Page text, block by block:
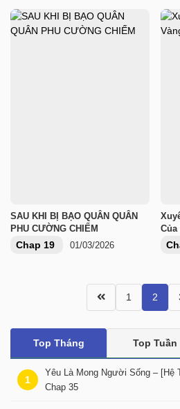
SAU KHI BỊ BẠO QUÂN QUÂN
PHU CƯỜNG CHIẾM
Chap 19 01/03/2026
1 2
Top Tháng Top Tuần
1
Yêu Là Mong Người Sống – [Hệ
Chap 35